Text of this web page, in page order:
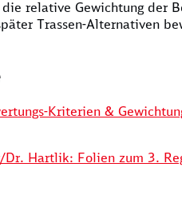
relative Gewichtung der
Trassen-Alternativen
Kriterien &
Dr. Hartlik: Folien zum 3.